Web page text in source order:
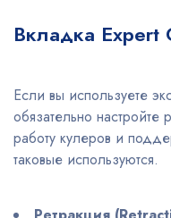
Вкладка Expert
Если вы используете
обязательно
работу кулеров и
таковые используются.